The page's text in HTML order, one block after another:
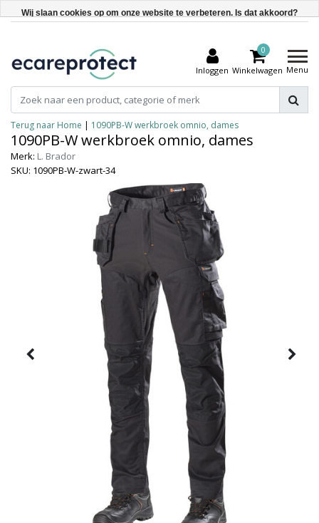
Inloggen
0
Winkelwagen Menu
Terug naar Home | 1090PB-W werkbroek omnio, dames
1090PB-W werkbroek omnio, dames
Merk: L. Brador
SKU: 1090PB-W-zwart-34
Wij slaan cookies op om onze website te verbeteren. Is dat akkoord?